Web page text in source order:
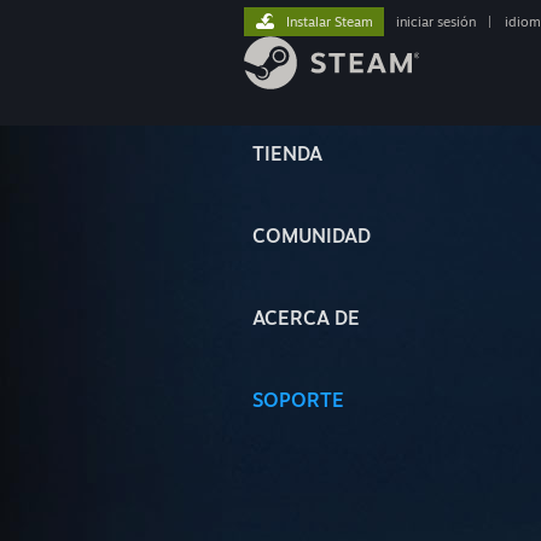
TIENDA
COMUNIDAD
ACERCA DE
SOPORTE
Instalar Steam iniciar sesión